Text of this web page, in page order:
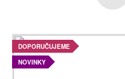
DOPORUČUJEME
NOVINKY